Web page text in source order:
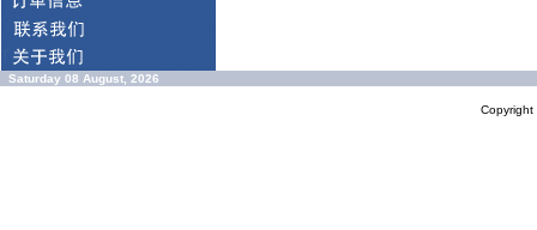
Saturday 08 August, 2026